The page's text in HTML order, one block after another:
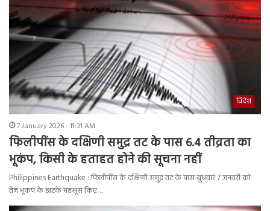
विदेश
7 January 2026 - 11:31 AM
फिलीपींस के दक्षिणी समुद्र तट के पास 6.4 तीव्रता का
भूकंप, किसी के हताहत होने की सूचना नहीं
Philippines Earthquake : फिलीपींस के दक्षिणी समुद्र तट के पास बुधवार 7 जनवरी को
तेज भूकंप के झटके महसूस किए…